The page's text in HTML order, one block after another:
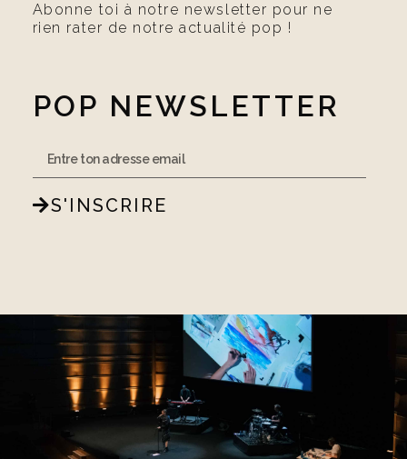
Abonne toi à notre newsletter pour ne
rien rater de notre actualité pop !
POP NEWSLETTER
S'INSCRIRE